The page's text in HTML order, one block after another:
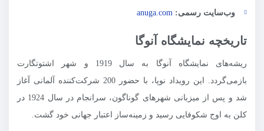
وب‌سایت رسمی: anuga.com
تاریخچه نمایشگاه آنوگا
ریشه‌های نمایشگاه آنوگا به سال 1919 و شهر اشتوتگارت
بازمی‌گردد. این رویداد نوپا، با حضور 200 شرکت‌کننده آلمانی آغاز
شد و پس از میزبانی شهرهای گوناگون، سرانجام در سال 1924 در
کلن به اوج شکوفایی رسید و زمینه‌ساز اعتبار جهانی خود گشت.